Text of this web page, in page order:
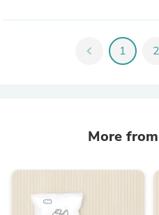
chevron_left 1 2
More